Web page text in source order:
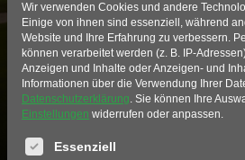
Alle
Wir verwenden Cookies und andere
Einige von ihnen sind essenziell, während
Website und Ihre Erfahrung zu verbessern.
können verarbeitet werden (z. B. IP-
Anzeigen und Inhalte oder Anzeigen- und
Informationen über die Verwendung Ihrer
Datenschutzerklärung. Sie können Ihre
Einstellungen widerrufen oder anpassen.
Es folgt eine Liste der Service-
Essenziell